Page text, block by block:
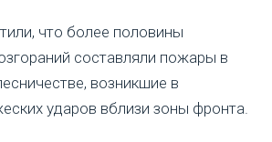
что более половины
составляли пожары в
возникшие в
ударов вблизи зоны фронта.